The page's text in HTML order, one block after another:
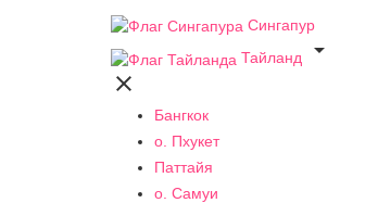
Сингапур
Тайланд


Бангкок
о. Пхукет
Паттайя
о. Самуи